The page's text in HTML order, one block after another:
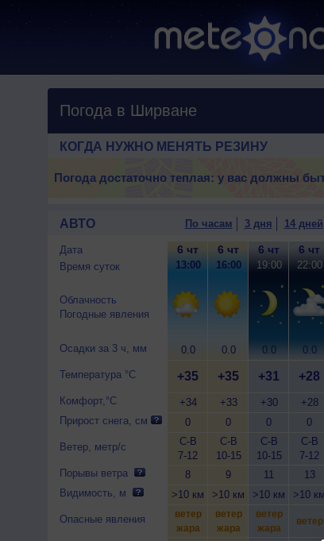
Погода в Ширване
КОГДА НУЖНО МЕНЯТЬ РЕЗИНУ
Погода достаточно теплая: у вас должны
АВТО По часам 3 дня 14 дней
Дата
Время суток
Облачность
Погодные явления
Осадки за 3 ч, мм
Температура °C
Комфорт,°C
Прирост снега, см
Ветер, метр/с
Порывы ветра
Видимость, м
Опасные явления
6 чт
13:00
0.0
+35
+34
0
С-В
7-12
8
>10 км
ветер
жара
6 чт
16:00
0.0
+35
+33
0
С-В
10-15
9
>10 км
ветер
жара
6 чт
19:00
0.0
+31
+30
0
С-В
10-15
11
>10 км
ветер
жара
6 чт
22:00
0.0
+28
+28
0
С-В
7-12
13
>10 км
ветер